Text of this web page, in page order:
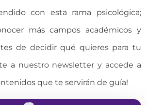
con esta rama psicológica;
más campos académicos y
de decidir qué quieres para tu
a nuestro newsletter y accede a
que te servirán de guía!